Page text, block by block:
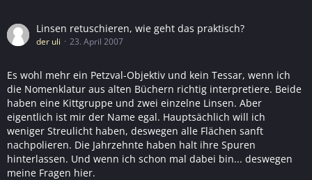
Linsen retuschieren, wie geht das praktisch?
der uli 23. April 2007
Es wohl mehr ein Petzval-Objektiv und kein Tessar, wenn ich
die Nomenklatur aus alten Büchern richtig interpretiere. Beide
haben eine Kittgruppe und zwei einzelne Linsen. Aber
eigentlich ist mir der Name egal. Hauptsächlich will ich
weniger Streulicht haben, deswegen alle Flächen sanft
nachpolieren. Die Jahrzehnte haben halt ihre Spuren
hinterlassen. Und wenn ich schon mal dabei bin... deswegen
meine Fragen hier.